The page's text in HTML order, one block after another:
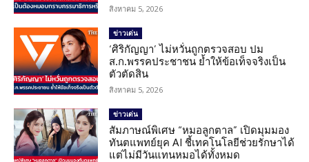
สิงหาคม 5, 2026
ข่าวเด่น
‘ศิริกัญญา’ ไม่หวั่นถูกตรวจสอบ ปม
ส.ก.พรรคประชาชน ย้ำให้ข้อเท็จจริงเป็น
ตัวตัดสิน
สิงหาคม 5, 2026
ข่าวเด่น
สัมภาษณ์พิเศษ “หมอลูกตาล” เปิดมุมมอง
ทันตแพทย์ยุค AI ชี้เทคโนโลยีช่วยรักษาได้
แต่ไม่มีวันแทนหมอได้ทั้งหมด